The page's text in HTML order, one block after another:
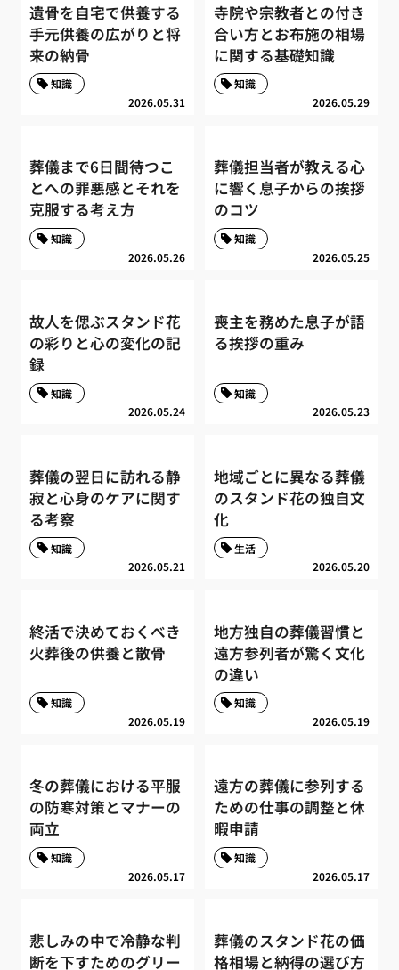
遺骨を自宅で供養する
手元供養の広がりと将
来の納骨
2026.05.31
知識
寺院や宗教者との付き
合い方とお布施の相場
に関する基礎知識
2026.05.29
知識
葬儀まで6日間待つこ
とへの罪悪感とそれを
克服する考え方
2026.05.26
知識
葬儀担当者が教える心
に響く息子からの挨拶
のコツ
2026.05.25
知識
故人を偲ぶスタンド花
の彩りと心の変化の記
録
2026.05.24
知識
喪主を務めた息子が語
る挨拶の重み
2026.05.23
知識
葬儀の翌日に訪れる静
寂と心身のケアに関す
る考察
2026.05.21
知識
地域ごとに異なる葬儀
のスタンド花の独自文
化
2026.05.20
生活
終活で決めておくべき
火葬後の供養と散骨
2026.05.19
知識
地方独自の葬儀習慣と
遠方参列者が驚く文化
の違い
2026.05.19
知識
冬の葬儀における平服
の防寒対策とマナーの
両立
2026.05.17
知識
遠方の葬儀に参列する
ための仕事の調整と休
暇申請
2026.05.17
知識
悲しみの中で冷静な判
断を下すためのグリー
葬儀のスタンド花の価
格相場と納得の選び方